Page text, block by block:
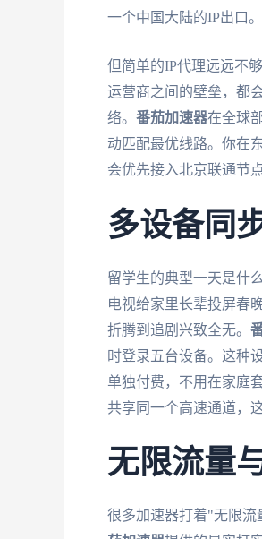
一个中国大陆的IP出口。
但简单的IP代理远远不
运营商之间的壁垒，都
络。 番茄加速器在全球
动匹配最优线路。你在
会优先接入北京联通节
多设备同
留学生的典型一天是什
电视给家里长辈投屏春
折腾到追剧兴致全无。
时登录五台设备。这种
单独付费，不用在家庭
共享同一个高速通道，
无限流量
很多加速器打着"无限流